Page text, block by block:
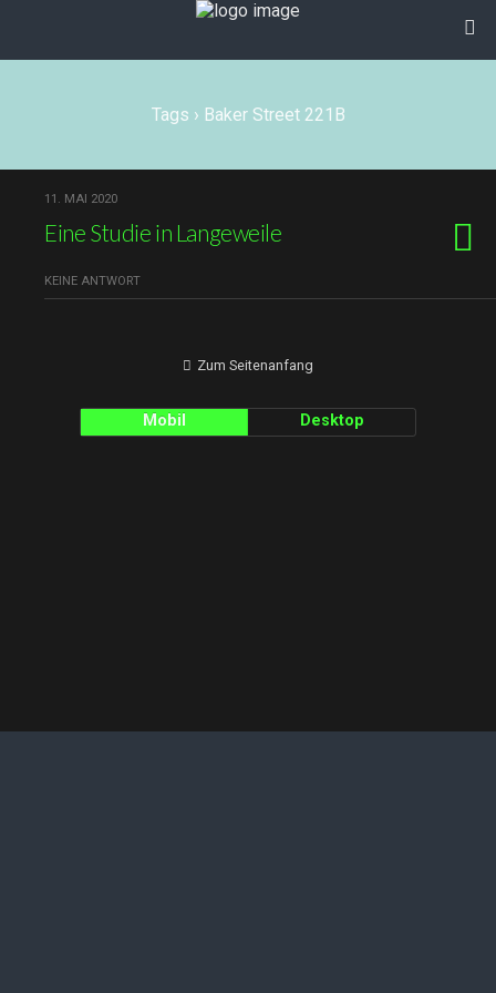
Tags › Baker Street 221B
11. MAI 2020
Eine Studie in Langeweile
KEINE ANTWORT
Zum Seitenanfang
Mobil Desktop